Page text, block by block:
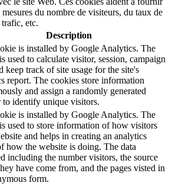
du nombre de visiteurs, du taux de
etc.
Description
is installed by Google Analytics. The
used to calculate visitor, session, campaign
keep track of site usage for the site's
report. The cookies store information
and assign a randomly generated
to identify unique visitors.
is installed by Google Analytics. The
used to store information of how visitors
and helps in creating an analytics
how the website is doing. The data
including the number visitors, the source
have come from, and the pages visted in
form.